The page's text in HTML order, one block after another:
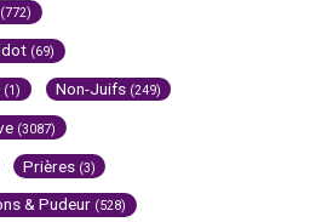
(772)
(69)
(1) Non-Juifs (249)
(3087)
Prières (3)
& Pudeur (528)